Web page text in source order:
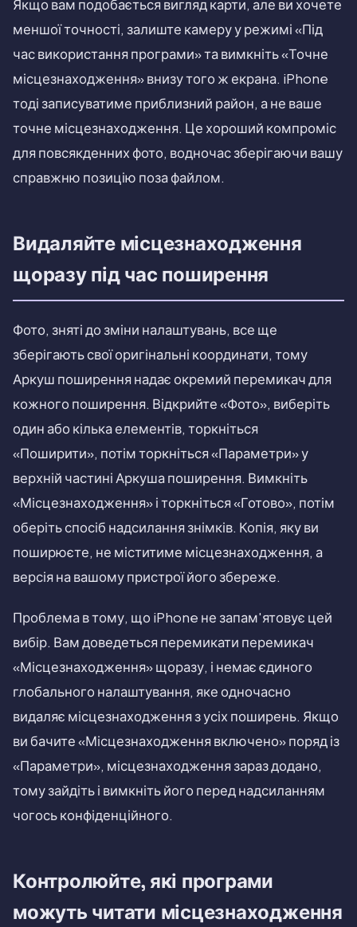
Якщо вам подобається вигляд карти, але ви хочете
меншої точності, залиште камеру у режимі «Під
час використання програми» та вимкніть «Точне
місцезнаходження» внизу того ж екрана. iPhone
тоді записуватиме приблизний район, а не ваше
точне місцезнаходження. Це хороший компроміс
для повсякденних фото, водночас зберігаючи вашу
справжню позицію поза файлом.
Видаляйте місцезнаходження
щоразу під час поширення
Фото, зняті до зміни налаштувань, все ще
зберігають свої оригінальні координати, тому
Аркуш поширення надає окремий перемикач для
кожного поширення. Відкрийте «Фото», виберіть
один або кілька елементів, торкніться
«Поширити», потім торкніться «Параметри» у
верхній частині Аркуша поширення. Вимкніть
«Місцезнаходження» і торкніться «Готово», потім
оберіть спосіб надсилання знімків. Копія, яку ви
поширюєте, не міститиме місцезнаходження, а
версія на вашому пристрої його збереже.
Проблема в тому, що iPhone не запам'ятовує цей
вибір. Вам доведеться перемикати перемикач
«Місцезнаходження» щоразу, і немає єдиного
глобального налаштування, яке одночасно
видаляє місцезнаходження з усіх поширень. Якщо
ви бачите «Місцезнаходження включено» поряд із
«Параметри», місцезнаходження зараз додано,
тому зайдіть і вимкніть його перед надсиланням
чогось конфіденційного.
Контролюйте, які програми
можуть читати місцезнаходження